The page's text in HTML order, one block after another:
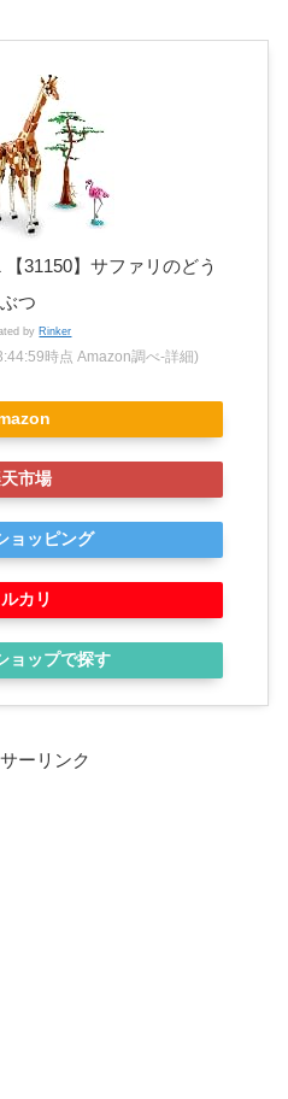
31150】サファリのどう
ぶつ
by Rinker
時点 Amazon調べ-詳細)
市場
ョッピング
ルカリ
ョップで探す
ーリンク